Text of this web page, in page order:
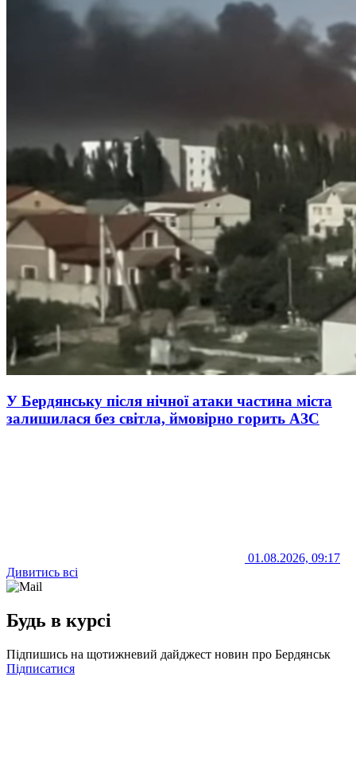
У Бердянську після нічної атаки частина міста
залишилася без світла, ймовірно горить АЗС
01.08.2026, 09:17
Дивитись всі
Будь в курсі
Підпишись на щотижневий дайджест новин про Бердянськ
Підписатися